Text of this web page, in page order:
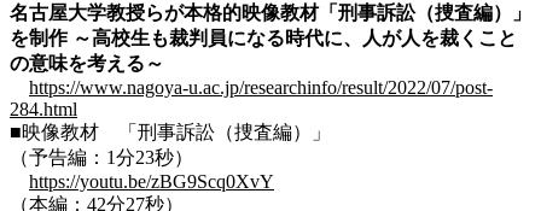
名古屋大学教授らが本格的映像教材「刑事訴訟（捜査編）」
を制作 ～高校生も裁判員になる時代に、人が人を裁くこと
の意味を考える～
https://www.nagoya-u.ac.jp/researchinfo/result/2022/07/post-
284.html
■映像教材 「刑事訴訟（捜査編）」
（予告編：1分23秒）
https://youtu.be/zBG9Scq0XvY
（本編：42分27秒）